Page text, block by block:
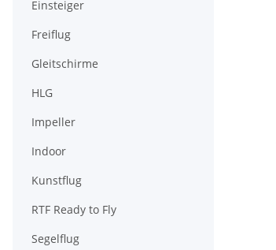
Einsteiger
Freiflug
Gleitschirme
HLG
Impeller
Indoor
Kunstflug
RTF Ready to Fly
Segelflug